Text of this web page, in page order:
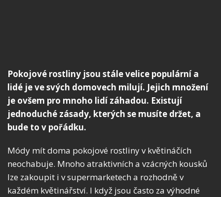
Pokojové rostliny jsou stále velice populární a
lidé je ve svých domovech milují. Jejich množení
je ovšem pro mnoho lidí záhadou. Existují
jednoduché zásady, kterých se musíte držet, a
bude to v pořádku.
Módy mít doma pokojové rostliny v květináčích
neochabuje. Mnoho atraktivních a vzácných kousků
lze zakoupit i v supermarketech a rozhodně v
každém květinářství. I když jsou často za výhodné